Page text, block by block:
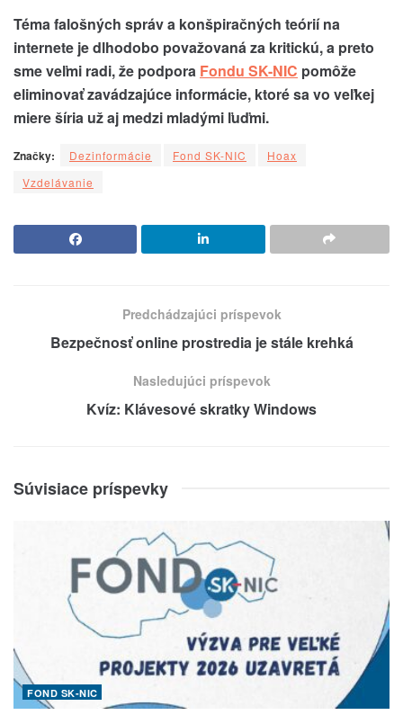
Téma falošných správ a konšpiračných teórií na
internete je dlhodobo považovaná za kritickú, a preto
sme veľmi radi, že podpora Fondu SK-NIC pomôže
eliminovať zavádzajúce informácie, ktoré sa vo veľkej
miere šíria už aj medzi mladými ľuďmi.
Značky: Dezinformácie Fond SK-NIC
Hoax
Vzdelávanie
Predchádzajúci príspevok
Bezpečnosť online prostredia je stále krehká
Nasledujúci príspevok
Kvíz: Klávesové skratky Windows
Súvisiace príspevky
FOND SK-NIC